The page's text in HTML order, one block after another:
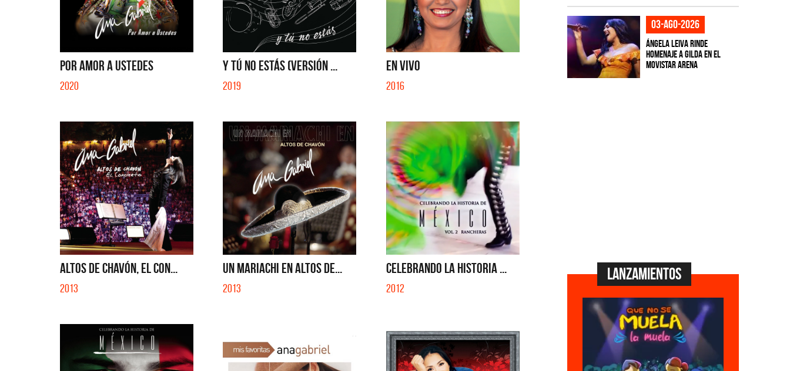
POR AMOR A USTEDES
2020
Y TÚ NO ESTÁS (VERSIÓN ...
2019
EN VIVO
2016
ALTOS DE CHAVÓN, EL CON...
2013
UN MARIACHI EN ALTOS DE...
2013
CELEBRANDO LA HISTORIA ...
2012
03-ago-2026
Ángela Leiva rinde
homenaje a Gilda en el
Movistar Arena
Lanzamientos